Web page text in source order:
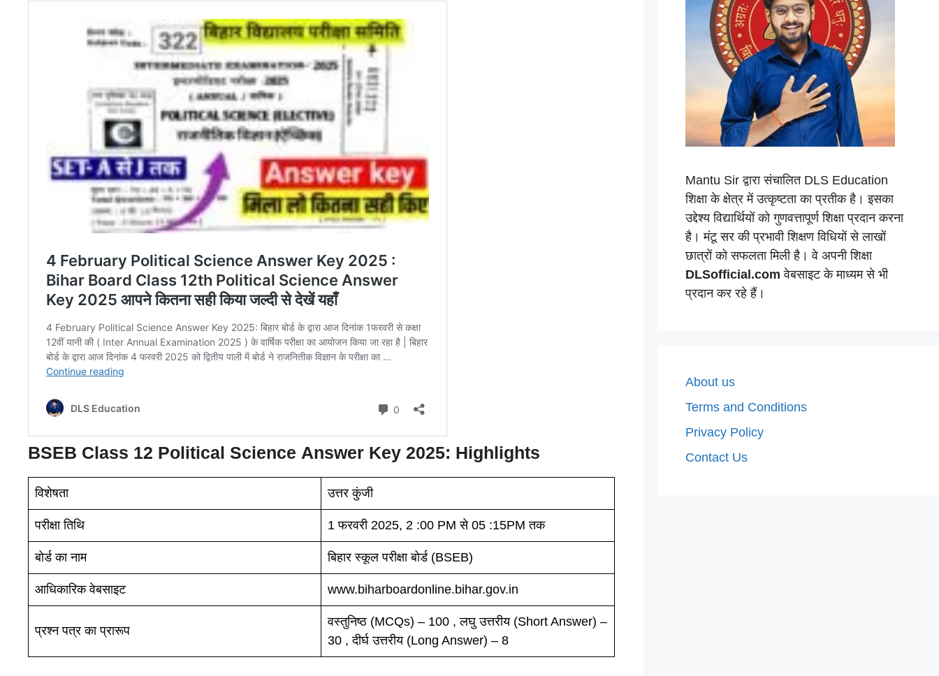
BSEB Class 12 Political Science Answer Key 2025: Highlights
विशेषता उत्तर कुंजी
परीक्षा तिथि 1 फरवरी 2025, 2 :00 PM से 05 :15PM तक
बोर्ड का नाम बिहार स्कूल परीक्षा बोर्ड (BSEB)
आधिकारिक वेबसाइट www.biharboardonline.bihar.gov.in
प्रश्न पत्र का प्रारूप
वस्तुनिष्ठ (MCQs) – 100 , लघु उत्तरीय (Short Answer) –
30 , दीर्घ उत्तरीय (Long Answer) – 8
Mantu Sir द्वारा संचालित DLS Education
शिक्षा के क्षेत्र में उत्कृष्टता का प्रतीक है। इसका
उद्देश्य विद्यार्थियों को गुणवत्तापूर्ण शिक्षा प्रदान करना
है। मंटू सर की प्रभावी शिक्षण विधियों से लाखों
छात्रों को सफलता मिली है। वे अपनी शिक्षा
DLSofficial.com वेबसाइट के माध्यम से भी
प्रदान कर रहे हैं।
About us
Terms and Conditions
Privacy Policy
Contact Us